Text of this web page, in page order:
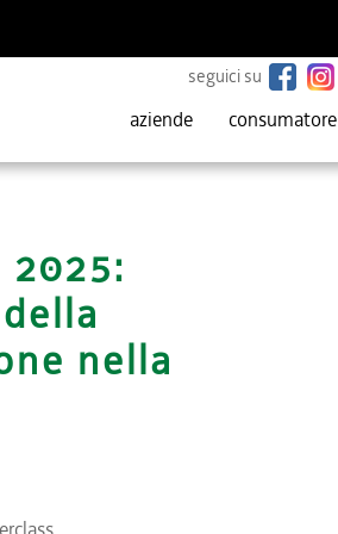
seguici su
aziende consumatore
nella